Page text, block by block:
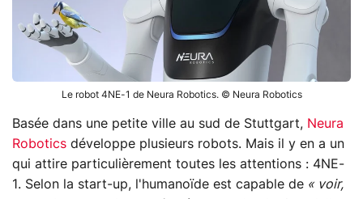
Le robot 4NE-1 de Neura Robotics. © Neura Robotics
Basée dans une petite ville au sud de Stuttgart, Neura
Robotics développe plusieurs robots. Mais il y en a un
qui attire particulièrement toutes les attentions : 4NE-
1. Selon la start-up, l'humanoïde est capable de « voir,